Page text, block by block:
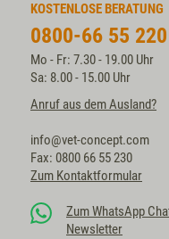
KOSTENLOSE BERATUNG
0800-66 55 220
Mo - Fr: 7.30 - 19.00 Uhr
Sa: 8.00 - 15.00 Uhr
Anruf aus dem Ausland?
info@vet-concept.com
Fax: 0800 66 55 230
Zum Kontaktformular
Zum WhatsApp
Newsletter